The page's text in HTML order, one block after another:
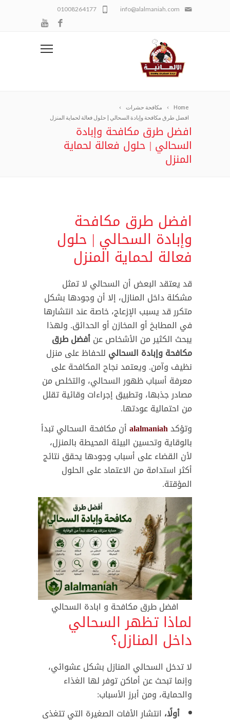
info@alalmaniah.com
01008264177
Home
مكافحة حشرات
افضل طرق مكافحة وإبادة السحالي | حلول فعالة لحماية المنزل
افضل طرق مكافحة وإبادة
السحالي | حلول فعالة لحماية
المنزل
افضل طرق مكافحة
وإبادة السحالي | حلول
فعالة لحماية المنزل
قد يعتقد البعض أن السحالي لا تمثل
مشكلة داخل المنازل، إلا أن وجودها بشكل
متكرر قد يسبب الإزعاج، خاصة عند انتشارها
في المطابخ أو المخازن أو الحدائق. ولهذا
يبحث الكثير من الأشخاص عنأفضل طرق
مكافحة وإبادة السحالي للحفاظ على منزل
نظيف وآمن. ويعتمد نجاح المكافحة على
معرفة أسباب ظهور السحالي، والتخلص من
مصادر جذبها، وتطبيق إجراءات وقائية تقلل
من احتمالية عودتها.
وتؤكدalalmaniahأن مكافحة السحالي تبدأ
بالوقاية وتحسين البيئة المحيطة بالمنزل،
لأن القضاء على أسباب وجودها يحقق نتائج
أكثر استدامة من الاعتماد على الحلول
المؤقتة.
افضل طرق مكافحة و ابادة السحالي
لماذا تظهر السحالي
داخل المنازل؟
لا تدخل السحالي المنازل بشكل عشوائي،
وإنما تبحث عن أماكن توفر لها الغذاء
والحماية، ومن أبرز الأسباب:
أولًا، انتشار الأفات الصغيرة التي تتغذى